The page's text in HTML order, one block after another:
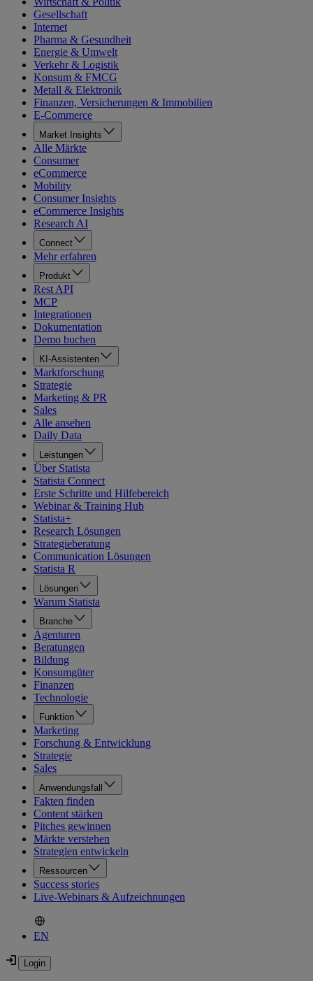
Gesellschaft
Internet
Pharma & Gesundheit
Energie & Umwelt
Verkehr & Logistik
Konsum & FMCG
Metall & Elektronik
Finanzen, Versicherungen & Immobilien
E-Commerce
Market Insights
Alle Märkte
Consumer
eCommerce
Mobility
Consumer Insights
eCommerce Insights
Research AI
Connect
Mehr erfahren
Produkt
Rest API
MCP
Integrationen
Dokumentation
Demo buchen
KI-Assistenten
Marktforschung
Strategie
Marketing & PR
Sales
Alle ansehen
Daily Data
Leistungen
Über Statista
Statista Connect
Erste Schritte und Hilfebereich
Webinar & Training Hub
Statista+
Research Lösungen
Strategieberatung
Communication Lösungen
Statista R
Lösungen
Warum Statista
Branche
Agenturen
Beratungen
Bildung
Konsumgüter
Finanzen
Technologie
Funktion
Marketing
Forschung & Entwicklung
Strategie
Sales
Anwendungsfall
Fakten finden
Content stärken
Pitches gewinnen
Märkte verstehen
Strategien entwickeln
Ressourcen
Success stories
Live-Webinars & Aufzeichnungen
EN